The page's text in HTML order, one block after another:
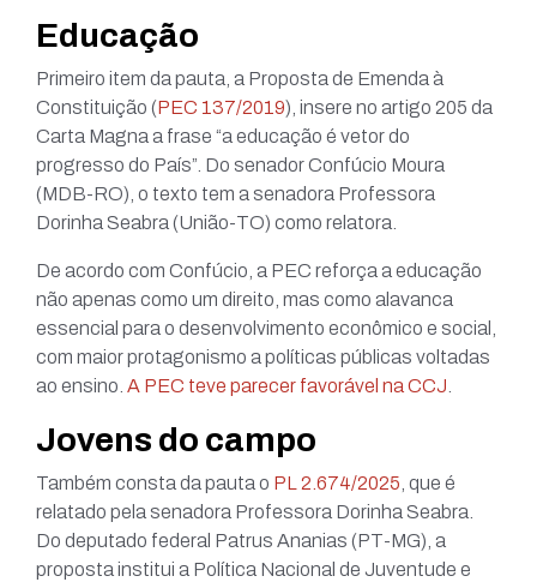
Educação
Primeiro item da pauta, a Proposta de Emenda à
Constituição (PEC 137/2019), insere no artigo 205 da
Carta Magna a frase “a educação é vetor do
progresso do País”. Do senador Confúcio Moura
(MDB-RO), o texto tem a senadora Professora
Dorinha Seabra (União-TO) como relatora.
De acordo com Confúcio, a PEC reforça a educação
não apenas como um direito, mas como alavanca
essencial para o desenvolvimento econômico e social,
com maior protagonismo a políticas públicas voltadas
ao ensino. A PEC teve parecer favorável na CCJ
Jovens do campo
Também consta da pauta o PL 2.674/2025 , que é
relatado pela senadora Professora Dorinha Seabra.
Do deputado federal Patrus Ananias (PT-MG), a
proposta institui a Política Nacional de Juventude e